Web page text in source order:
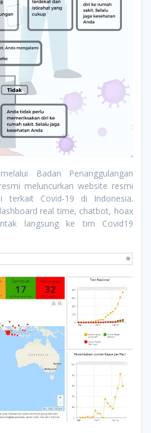
Badan Penanggulangan
meluncurkan website resmi
terkait Covid-19 di Indonesia.
real time, chatbot, hoax
langsung ke tim Covid19